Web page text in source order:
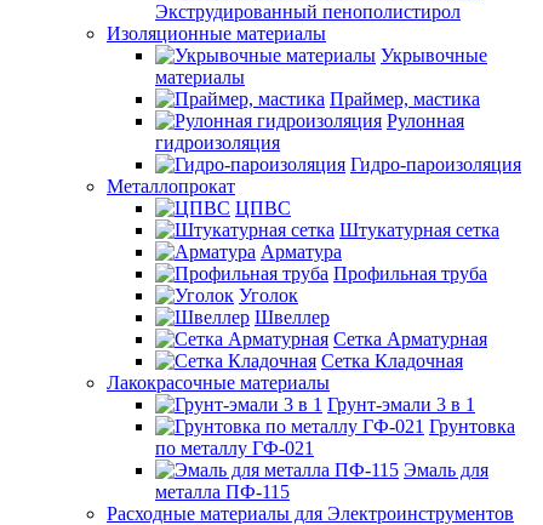
Экструдированный пенополистирол
Изоляционные материалы
Укрывочные
материалы
Праймер, мастика
Рулонная
гидроизоляция
Гидро-пароизоляция
Металлопрокат
ЦПВС
Штукатурная сетка
Арматура
Профильная труба
Уголок
Швеллер
Сетка Арматурная
Сетка Кладочная
Лакокрасочные материалы
Грунт-эмали 3 в 1
Грунтовка
по металлу ГФ-021
Эмаль для
металла ПФ-115
Расходные материалы для Электроинструментов